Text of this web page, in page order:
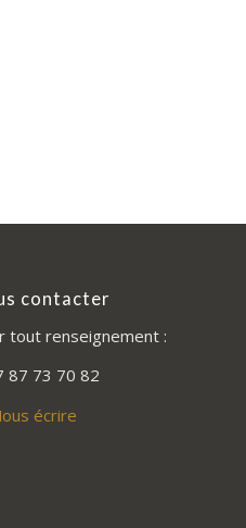
contacter
tout renseignement :
87 73 70 82
écrire